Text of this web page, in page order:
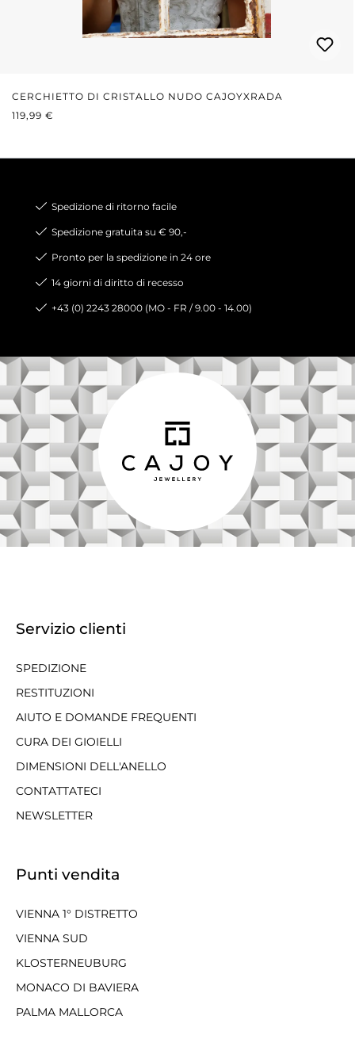
CERCHIETTO DI CRISTALLO NUDO CAJOYXRADA
PREZZO NORMALE:
119,99 €
Spedizione di ritorno facile
Spedizione gratuita su € 90,-
Pronto per la spedizione in 24 ore
14 giorni di diritto di recesso
+43 (0) 2243 28000 (MO - FR / 9.00 - 14.00)
Servizio clienti
SPEDIZIONE
RESTITUZIONI
AIUTO E DOMANDE FREQUENTI
CURA DEI GIOIELLI
DIMENSIONI DELL'ANELLO
CONTATTATECI
NEWSLETTER
Punti vendita
VIENNA 1° DISTRETTO
VIENNA SUD
KLOSTERNEUBURG
MONACO DI BAVIERA
PALMA MALLORCA